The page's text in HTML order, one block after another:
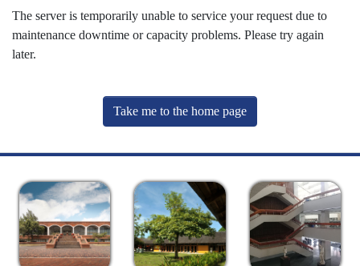
The server is temporarily unable to service your request due to
maintenance downtime or capacity problems. Please try again
later.
Take me to the home page